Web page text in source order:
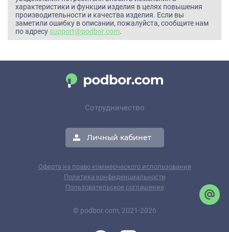
характеристики и функции изделия в целях повышения
производительности и качества изделия. Если вы
заметили ошибку в описании, пожалуйста, сообщите нам
по адресу support@podbor.com.
Сотрудничество
Личный кабинет
Оферта на право коммерческого использования
Политика конфиденциальности
Пользовательское соглашение
© podbor.com, 2021-2026